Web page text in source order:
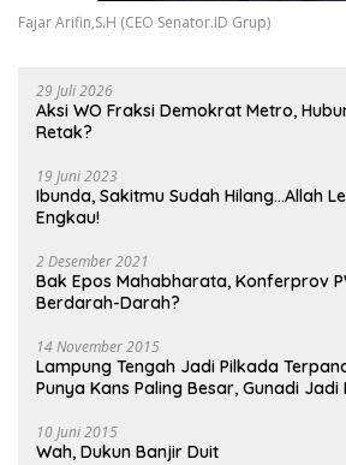
Fajar Arifin,S.H (CEO Senator.ID Grup)
29 Juli 2026
Aksi WO Fraksi Demokrat Metro,
Retak?
19 Juni 2023
Ibunda, Sakitmu Sudah Hilang…Allah
Engkau!
2 Desember 2021
Bak Epos Mahabharata, Konferprov
Berdarah-Darah?
14 November 2015
Lampung Tengah Jadi Pilkada
Punya Kans Paling Besar, Gunadi Jadi
10 Juni 2015
Wah, Dukun Banjir Duit